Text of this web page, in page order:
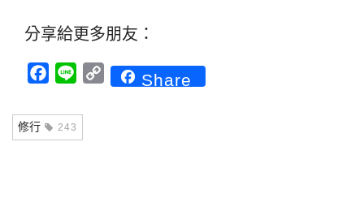
分享給更多朋友：
Facebook
Line CopyShare
修行 243